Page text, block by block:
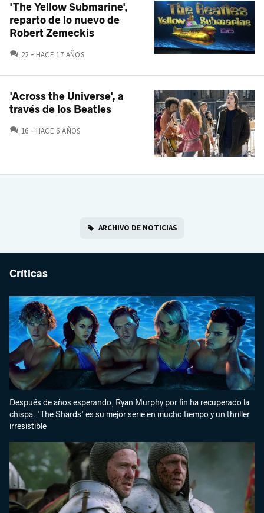
'The Yellow Submarine',
reparto de lo nuevo de
Robert Zemeckis
22 COMENTARIOS
HACE 17 AÑOS
'Across the Universe', a
través de los Beatles
16 COMENTARIOS
HACE 6 AÑOS
ARCHIVO DE NOTICIAS
Críticas
Después de años esperando, Ryan Murphy por fin ha recuperado la
chispa. 'The Shards' es su mejor serie en mucho tiempo y un thriller
irresistible